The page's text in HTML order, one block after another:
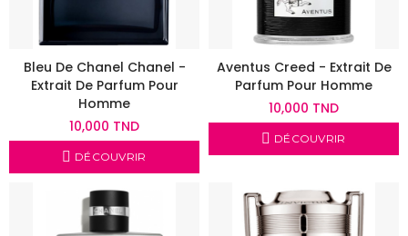
Bleu De Chanel Chanel -
Extrait De Parfum Pour
Homme
10,000 TND
DÉCOUVRIR
Aventus Creed - Extrait De
Parfum Pour Homme
10,000 TND
DÉCOUVRIR